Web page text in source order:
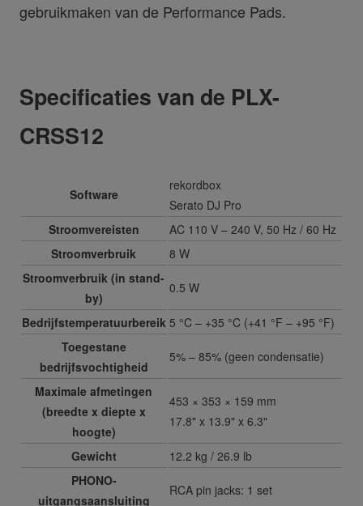
gebruikmaken van de Performance Pads.
Specificaties van de PLX-
CRSS12
Software
rekordbox
Serato DJ Pro
Stroomvereisten
AC 110 V – 240 V, 50 Hz / 60 Hz
Stroomverbruik
8 W
Stroomverbruik (in stand-
by)
0.5 W
Bedrijfstemperatuurbereik 5 °C – +35 °C (+41 °F – +95 °F)
Toegestane
bedrijfsvochtigheid
5% – 85% (geen condensatie)
Maximale afmetingen
(breedte x diepte x
hoogte)
453 × 353 × 159 mm
17.8" x 13.9" x 6.3"
Gewicht
12.2 kg / 26.9 lb
PHONO-
uitgangsaansluiting
RCA pin jacks: 1 set